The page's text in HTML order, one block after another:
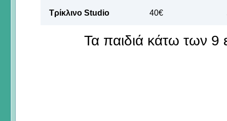
Τρίκλινο Studio 40€
Τα παιδιά κάτω των 9